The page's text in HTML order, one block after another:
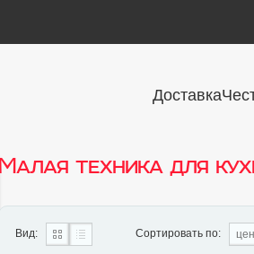
Доставка
Малая техника для
Вид: Сортировать по: